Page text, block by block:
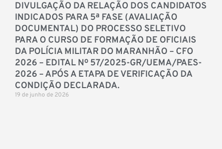
DIVULGAÇÃO DA RELAÇÃO DOS CANDIDATOS
INDICADOS PARA 5ª FASE (AVALIAÇÃO
DOCUMENTAL) DO PROCESSO SELETIVO
PARA O CURSO DE FORMAÇÃO DE OFICIAIS
DA POLÍCIA MILITAR DO MARANHÃO – CFO
2026 – EDITAL Nº 57/2025-GR/UEMA/PAES-
2026 – APÓS A ETAPA DE VERIFICAÇÃO DA
CONDIÇÃO DECLARADA.
19 de junho de 2026